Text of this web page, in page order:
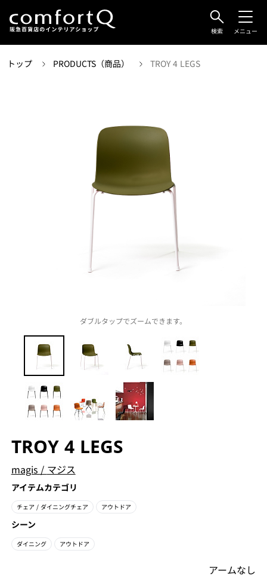
検索 メニュー
トップ PRODUCTS（商品） TROY 4 LEGS
ダブルタップでズームできます。
TROY 4 LEGS
magis / マジス
アイテムカテゴリ
チェア / ダイニングチェア アウトドア
シーン
ダイニング アウトドア
アームなし